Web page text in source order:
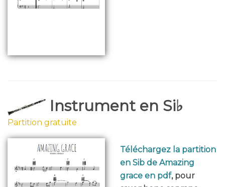
Instrument en Si♭
Partition gratuite
Téléchargez la partition
en Sib de Amazing
grace en pdf, pour